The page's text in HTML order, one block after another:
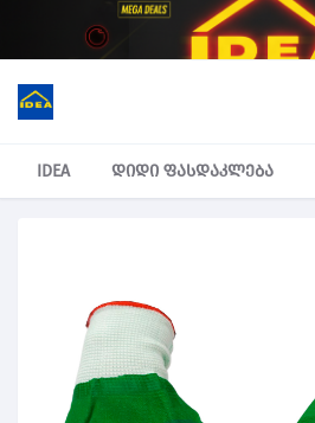
IDEA დიდი ფასდაკლება